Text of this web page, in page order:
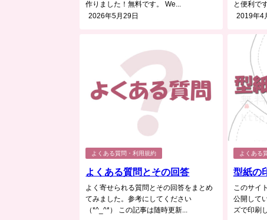
作りました！無料です。 We...
2026年5月29日
と便利で
2019年4
よくある質問・利用規約
よくある質問とその回答
よく寄せられる質問とその回答をまとめ
てみました。参考にしてください
（*^_^*） この記事は随時更新...
よくある
型紙の
このサイ
公開して
ズで印刷